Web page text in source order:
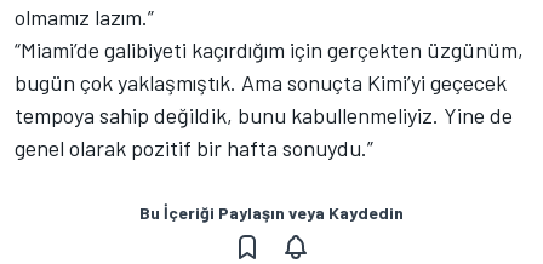
olmamız lazım.”
“Miami’de galibiyeti kaçırdığım için gerçekten üzgünüm,
bugün çok yaklaşmıştık. Ama sonuçta Kimi’yi geçecek
tempoya sahip değildik, bunu kabullenmeliyiz. Yine de
genel olarak pozitif bir hafta sonuydu.”
Bu İçeriği Paylaşın veya Kaydedin